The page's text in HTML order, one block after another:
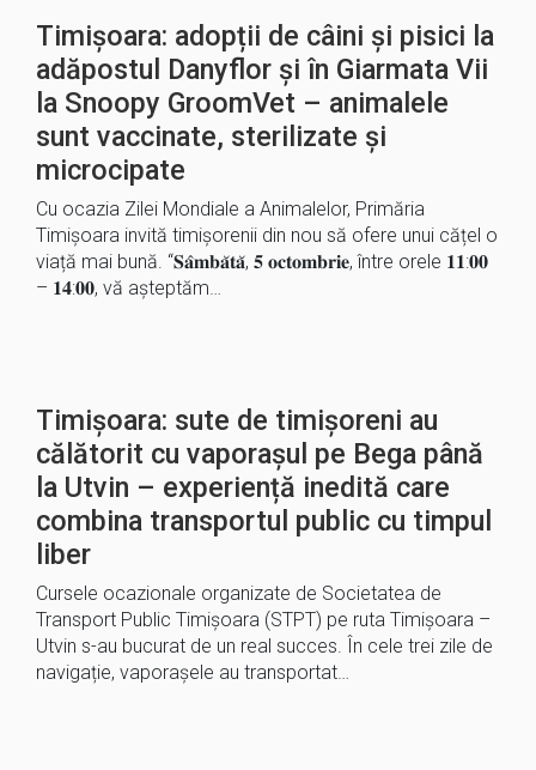
Timișoara: adopții de câini și pisici la
adăpostul Danyflor și în Giarmata Vii
la Snoopy GroomVet – animalele
sunt vaccinate, sterilizate și
microcipate
Cu ocazia Zilei Mondiale a Animalelor, Primăria
Timișoara invită timișorenii din nou să ofere unui cățel o
viață mai bună. “𝐒𝐚̂𝐦𝐛𝐚̆𝐭𝐚̆, 𝟓 𝐨𝐜𝐭𝐨𝐦𝐛𝐫𝐢𝐞, între orele 𝟏𝟏:𝟎𝟎
– 𝟏𝟒:𝟎𝟎, vă așteptăm…
Timișoara: sute de timișoreni au
călătorit cu vaporașul pe Bega până
la Utvin – experiență inedită care
combina transportul public cu timpul
liber
Cursele ocazionale organizate de Societatea de
Transport Public Timișoara (STPT) pe ruta Timișoara –
Utvin s-au bucurat de un real succes. În cele trei zile de
navigație, vaporașele au transportat…